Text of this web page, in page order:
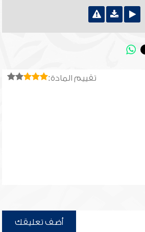
تقييم المادة:
أضف تعليقك